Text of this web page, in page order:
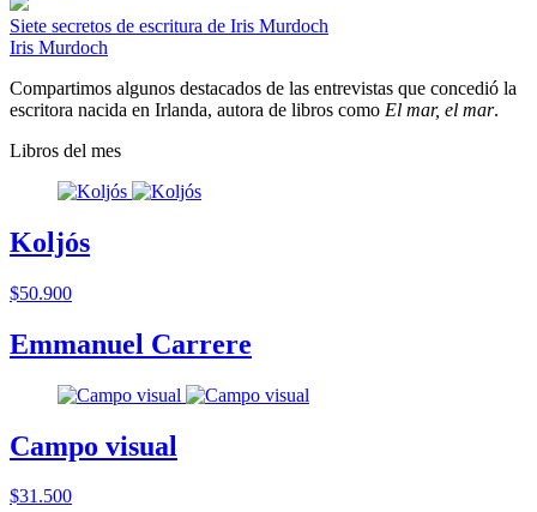
Siete secretos de escritura de Iris Murdoch
Iris Murdoch
Compartimos algunos destacados de las entrevistas que concedió la
escritora nacida en Irlanda, autora de libros como El mar, el mar.
Libros del mes
Koljós
$50.900
Emmanuel Carrere
Campo visual
$31.500